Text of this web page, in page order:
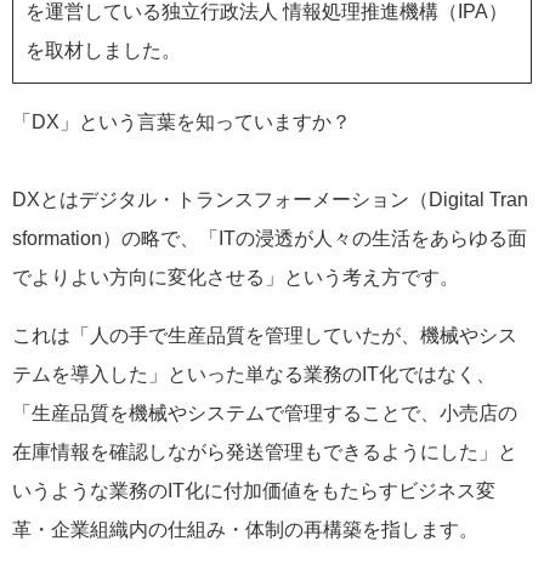
を運営している独立行政法人 情報処理推進機構（IPA）
を取材しました。
「DX」という言葉を知っていますか？
DXとはデジタル・トランスフォーメーション（Digital Tran
sformation）の略で、「ITの浸透が人々の生活をあらゆる面
でよりよい方向に変化させる」という考え方です。
これは「人の手で生産品質を管理していたが、機械やシス
テムを導入した」といった単なる業務のIT化ではなく、
「生産品質を機械やシステムで管理することで、小売店の
在庫情報を確認しながら発送管理もできるようにした」と
いうような業務のIT化に付加価値をもたらすビジネス変
革・企業組織内の仕組み・体制の再構築を指します。